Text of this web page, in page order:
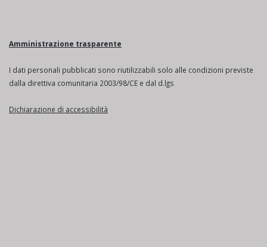
Amministrazione trasparente
I dati personali pubblicati sono riutilizzabili solo alle condizioni previste
dalla direttiva comunitaria 2003/98/CE e dal d.lgs
Dichiarazione di accessibilità